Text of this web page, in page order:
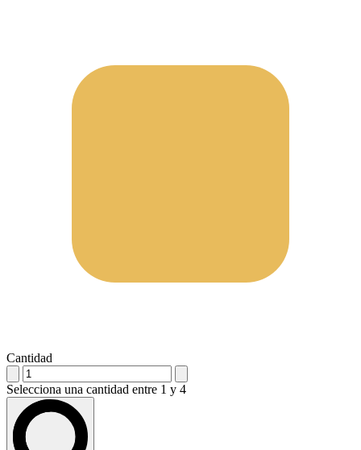
Cantidad
Selecciona una cantidad entre 1 y 4